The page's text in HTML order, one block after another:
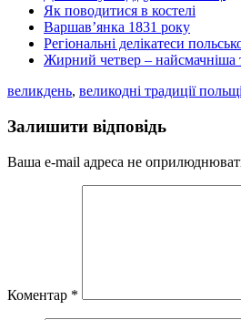
Як поводитися в костелі
Варшав’янка 1831 року
Регіональні делікатеси
Жирний четвер – найсмачніша
великдень, великодні традиції польщі
Залишити відповідь
Ваша e-mail адреса не
Коментар *